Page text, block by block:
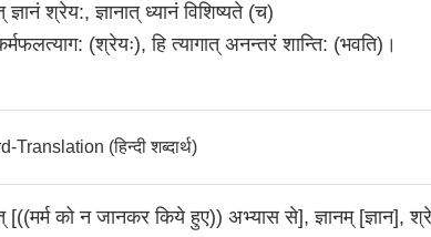
ज्ञानं श्रेय:, ज्ञानात्‌ ध्यानं विशिष्यते (च)
(श्रेयः), हि त्यागात्‌ अनन्तरं शान्ति: (भवति)।
Translation (हिन्दी शब्दार्थ)
[((मर्म को न जानकर किये हुए)) अभ्यास से], ज्ञानम् [ज्ञान],